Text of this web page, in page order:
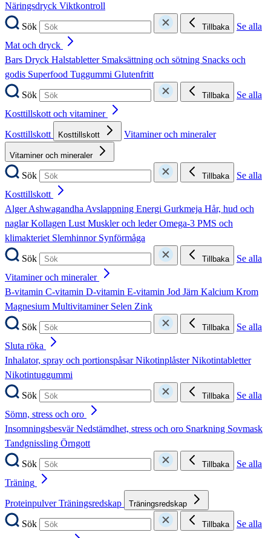
Näringsdryck Viktkontroll
Sök
Tillbaka
Se alla
Mat och dryck
Bars Dryck Halstabletter Smaksättning och sötning Snacks och
godis Superfood Tuggummi Glutenfritt
Sök
Tillbaka
Se alla
Kosttillskott och vitaminer
Kosttillskott
Kosttillskott Vitaminer och mineraler
Vitaminer och mineraler
Sök Tillbaka
Se alla
Kosttillskott
AlgerAshwagandhaAvslappning Energi Gurkmeja Hår, hud och
naglarKollagen LustMuskler och lederOmega-3 PMS och
klimakteriet Slemhinnor Synförmåga
Sök
Tillbaka
Se alla
Vitaminer och mineraler
B-vitamin C-vitamin D-vitamin E-vitamin Jod Järn Kalcium Krom
Magnesium Multivitaminer Selen Zink
Sök
Tillbaka
Se alla
Sluta röka
Inhalator, spray och portionspåsarNikotinplåsterNikotintabletter
Nikotintuggummi
Sök
Tillbaka
Se alla
Sömn, stress och oro
InsomningsbesvärNedstämdhet, stress och oro Snarkning Sovmask
Tandgnissling Örngott
Sök
Tillbaka
Se alla
Träning
ProteinpulverTräningsredskap Träningsredskap
Sök Tillbaka
Se alla